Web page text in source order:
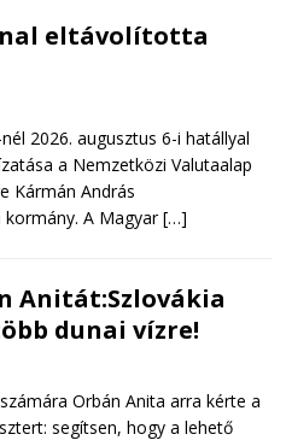
eltávolította
2026. augusztus 6-i hatállyal
a Nemzetközi Valutaalap
Kármán András
A Magyar[…]
Anitát:Szlovákia
dunai vízre!
Orbán Anita arra kérte a
segítsen, hogy a lehető